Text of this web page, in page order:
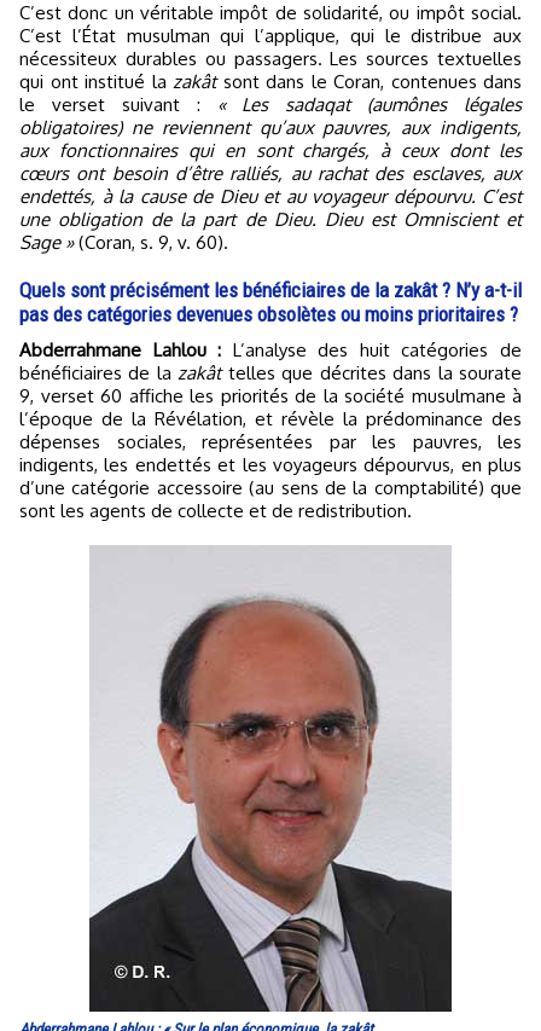
C’est donc un véritable impôt de solidarité, ou impôt social.
C’est l’État musulman qui l’applique, qui le distribue aux
nécessiteux durables ou passagers. Les sources textuelles
qui ont institué la zakâtsont dans le Coran, contenues dans
le verset suivant :
« Les sadaqat (aumônes légales
obligatoires) ne reviennent qu’aux pauvres, aux indigents,
aux fonctionnaires qui en sont chargés, à ceux dont les
cœurs ont besoin d’être ralliés, au rachat des esclaves, aux
endettés, à la cause de Dieu et au voyageur dépourvu. C’est
une obligation de la part de Dieu. Dieu est Omniscient et
Sage »(Coran, s. 9, v. 60).
Quels sont précisément les bénéficiaires de la zakât ? N’y a-t-il
pas des catégories devenues obsolètes ou moins prioritaires ?
Abderrahmane Lahlou : L’analyse des huit catégories de
bénéficiaires de lazakât telles que décrites dans la sourate
9, verset 60 affiche les priorités de la société musulmane à
l’époque de la Révélation, et révèle la prédominance des
dépenses sociales, représentées par les pauvres, les
indigents, les endettés et les voyageurs dépourvus, en plus
d’une catégorie accessoire (au sens de la comptabilité) que
sont les agents de collecte et de redistribution.